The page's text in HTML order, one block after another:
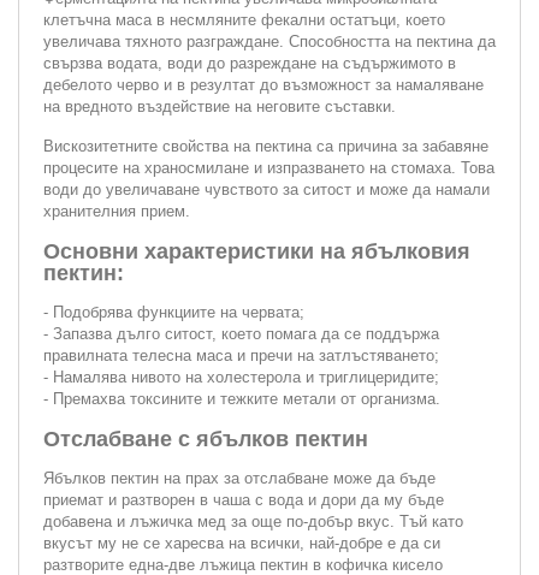
клетъчна маса в несмляните фекални остатъци, което
увеличава тяхното разграждане. Способността на пектина да
свързва водата, води до разреждане на съдържимото в
дебелото черво и в резултат до възможност за намаляване
на вредното въздействие на неговите съставки.
Вискозитетните свойства на пектина са причина за забавяне
процесите на храносмилане и изпразването на стомаха. Това
води до увеличаване чувството за ситост и може да намали
хранителния прием.
Основни характеристики на ябълковия
пектин:
- Подобрява функциите на червата;
- Запазва дълго ситост, което помага да се поддържа
правилната телесна маса и пречи на затлъстяването;
- Намалява нивото на холестерола и триглицеридите;
- Премахва токсините и тежките метали от организма.
Отслабване с ябълков пектин
Ябълков пектин на прах за отслабване може да бъде
приемат и разтворен в чаша с вода и дори да му бъде
добавена и лъжичка мед за още по-добър вкус. Тъй като
вкусът му не се харесва на всички, най-добре е да си
разтворите една-две лъжица пектин в кофичка кисело